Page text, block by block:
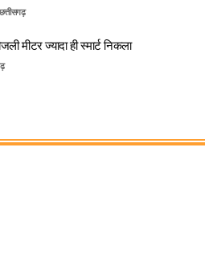
मीटर ज्यादा ही स्मार्ट निकला